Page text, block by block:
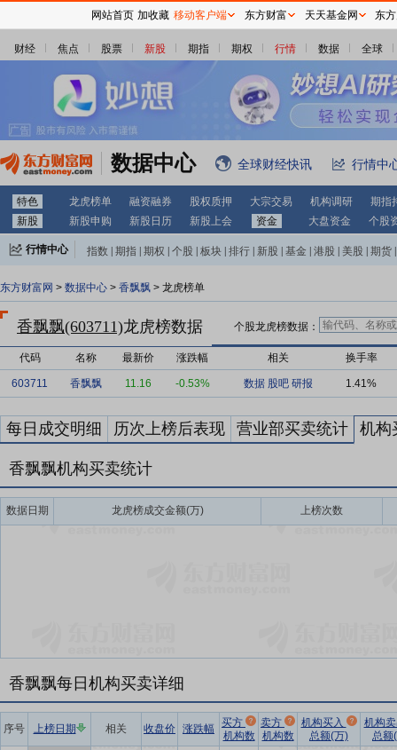
财经 焦点 股票 新股 期指 期权 行情 数据 全球
数据中心 全球财经快讯 行情中
特色 龙虎榜单 融资融券 股权质押 大宗交易 机构调研
期指
新股
新股申购 新股日历 新股上会 资金 大盘资金 个股
行情中心 指数 期指 期权 个股 板块 排行 新股 基金 港股 美股 期货
东方财富网 > 数据中心 > 香飘飘 > 龙虎榜单
香飘飘(603711)龙虎榜数据 个股龙虎榜数据：
代码 名称 最新价 涨跌幅 相关 换手率
603711 香飘飘 11.16 -0.53% 数据 股吧 研报 1.41%
每日成交明细 历次上榜后表现 营业部买卖统计 机构
香飘飘机构买卖统计
数据日期 龙虎榜成交金额(万) 上榜次数
香飘飘每日机构买卖详细
序号 上榜日期 相关 收盘价 涨跌幅
买方
机构数
卖方
机构数
机构买入
总额(万)
机构
总额
网站首页 加收藏 移动客户端 东方财富 天天基金网 东